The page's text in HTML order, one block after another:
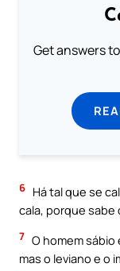
Get answers
6 Há tal que se
cala, porque sabe
7 O homem
mas o leviano e o